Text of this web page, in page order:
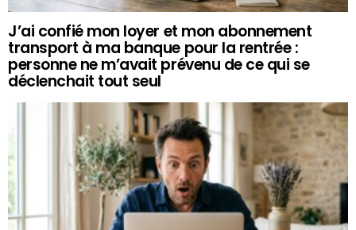
J’ai confié mon loyer et mon abonnement
transport à ma banque pour la rentrée :
personne ne m’avait prévenu de ce qui se
déclenchait tout seul